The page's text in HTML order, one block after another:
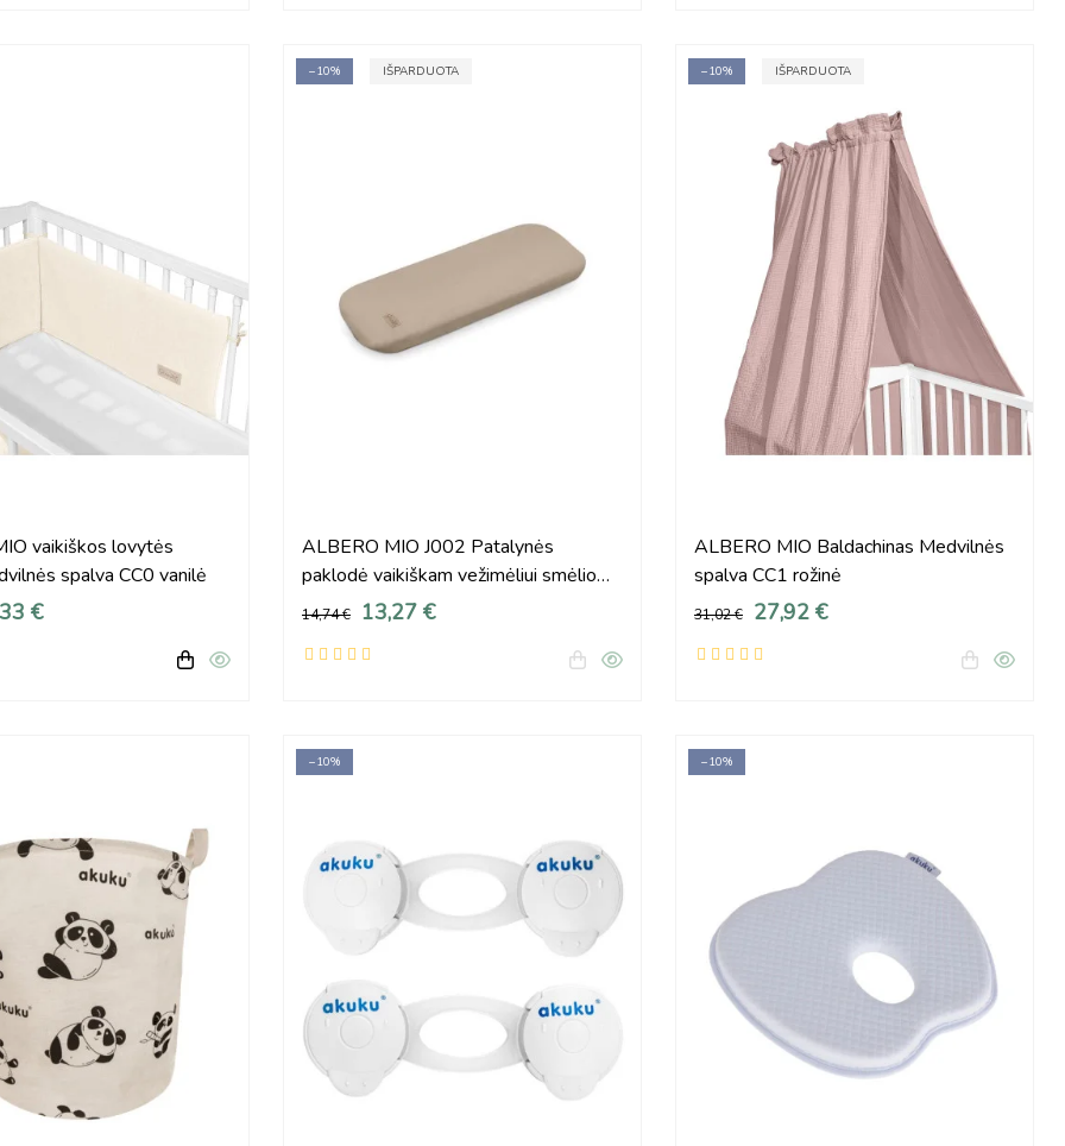
vaikiškos lovytės
spalva CC0 vanilė
€
−10% IŠPARDUOTA
ALBERO MIO J002 Patalynės
paklodė vaikiškam vežimėliui smėlio
spalvos
14,74 € 13,27 €
−10% IŠPARDUOTA
ALBERO MIO Baldachinas Medvilnės
spalva CC1 rožinė
31,02 € 27,92 €
−10% −10%